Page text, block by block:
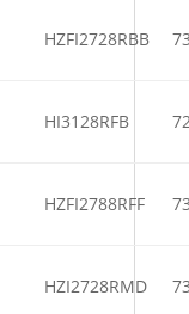
HZFI2728RBB
HI3128RFB
HZFI2788RFF
HZI2728RMD